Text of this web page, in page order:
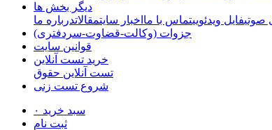
دیگر بخش ها
صوتیفایل ویدئوییتماس با ما اخبار سایتمقالاتدرباره ما
جزوات (وکالت-قضاوت-سردفتری)
قوانین سایت
خرید تست آنلاین
تست آنلاین حقوق
شروع تست زنی
سبد خرید ۰
ثبت نام